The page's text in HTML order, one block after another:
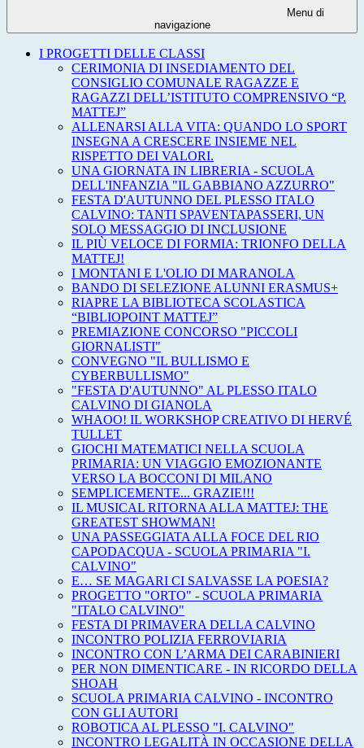
Menu di
navigazione
I PROGETTI DELLE CLASSI
CERIMONIA DI INSEDIAMENTO DEL
CONSIGLIO COMUNALE RAGAZZE E
RAGAZZI DELL’ISTITUTO COMPRENSIVO “P.
MATTEJ”
ALLENARSI ALLA VITA: QUANDO LO SPORT
INSEGNA A CRESCERE INSIEME NEL
RISPETTO DEI VALORI.
UNA GIORNATA IN LIBRERIA - SCUOLA
DELL'INFANZIA "IL GABBIANO AZZURRO"
FESTA D'AUTUNNO DEL PLESSO ITALO
CALVINO: TANTI SPAVENTAPASSERI, UN
SOLO MESSAGGIO DI INCLUSIONE
IL PIÙ VELOCE DI FORMIA: TRIONFO DELLA
MATTEJ!
I MONTANI E L'OLIO DI MARANOLA
BANDO DI SELEZIONE ALUNNI ERASMUS+
RIAPRE LA BIBLIOTECA SCOLASTICA
“BIBLIOPOINT MATTEJ”
PREMIAZIONE CONCORSO "PICCOLI
GIORNALISTI"
CONVEGNO "IL BULLISMO E
CYBERBULLISMO"
"FESTA D'AUTUNNO" AL PLESSO ITALO
CALVINO DI GIANOLA
WHAOO! IL WORKSHOP CREATIVO DI HERVÉ
TULLET
GIOCHI MATEMATICI NELLA SCUOLA
PRIMARIA: UN VIAGGIO EMOZIONANTE
VERSO LA BOCCONI DI MILANO
SEMPLICEMENTE... GRAZIE!!!
IL MUSICAL RITORNA ALLA MATTEJ: THE
GREATEST SHOWMAN!
UNA PASSEGGIATA ALLA FOCE DEL RIO
CAPODACQUA - SCUOLA PRIMARIA "I.
CALVINO"
E… SE MAGARI CI SALVASSE LA POESIA?
PROGETTO "ORTO" - SCUOLA PRIMARIA
"ITALO CALVINO"
FESTA DI PRIMAVERA DELLA CALVINO
INCONTRO POLIZIA FERROVIARIA
INCONTRO CON L’ARMA DEI CARABINIERI
PER NON DIMENTICARE - IN RICORDO DELLA
SHOAH
SCUOLA PRIMARIA CALVINO - INCONTRO
CON GLI AUTORI
ROBOTICA AL PLESSO "I. CALVINO"
INCONTRO LEGALITÀ IN OCCASIONE DELLA